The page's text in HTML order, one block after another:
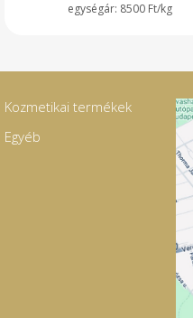
8500 Ft/kg
Kozmetikai termékek
Egyéb